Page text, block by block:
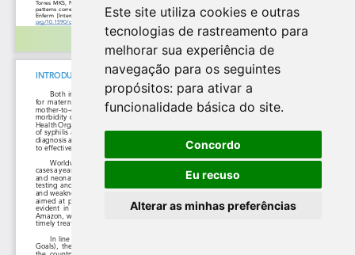
Este site utiliza cookies e outras
tecnologias de rastreamento para
melhorar sua experiência de
navegação para os seguintes
propósitos: para ativar a
funcionalidade básica do site.
Concordo
Eu recuso
Alterar as minhas preferências